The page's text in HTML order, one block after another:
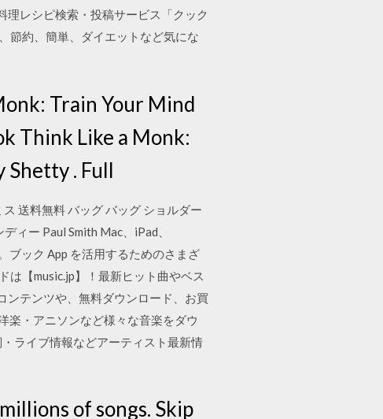
レシピ検索・投稿サービス「クック
節約、簡単、ダイエットなど気にな
Train Your Mind
Think Like a Monk:
Shetty . Full
送料無料 バッグ バッグ ショルダー
ィー Paul Smith Mac、iPad、
ブック App を活用するためのさまざ
は【music.jp】！最新ヒット曲やベス
ンテンツや、無料ダウンロード、お買
楽・アニソンなど様々な音楽をダウ
ライブ情報などアーティスト最新情
of songs. Skip